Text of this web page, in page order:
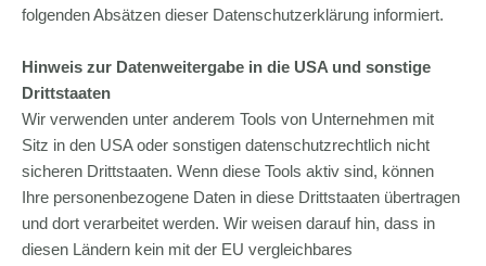
folgenden Absätzen dieser Datenschutzerklärung informiert.
Hinweis zur Datenweitergabe in die USA und sonstige
Drittstaaten
Wir verwenden unter anderem Tools von Unternehmen mit
Sitz in den USA oder sonstigen datenschutzrechtlich nicht
sicheren Drittstaaten. Wenn diese Tools aktiv sind, können
Ihre personenbezogene Daten in diese Drittstaaten übertragen
und dort verarbeitet werden. Wir weisen darauf hin, dass in
diesen Ländern kein mit der EU vergleichbares